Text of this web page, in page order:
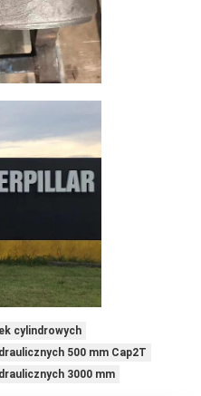
cylindrowych
500 mm Cap2T
3000 mm